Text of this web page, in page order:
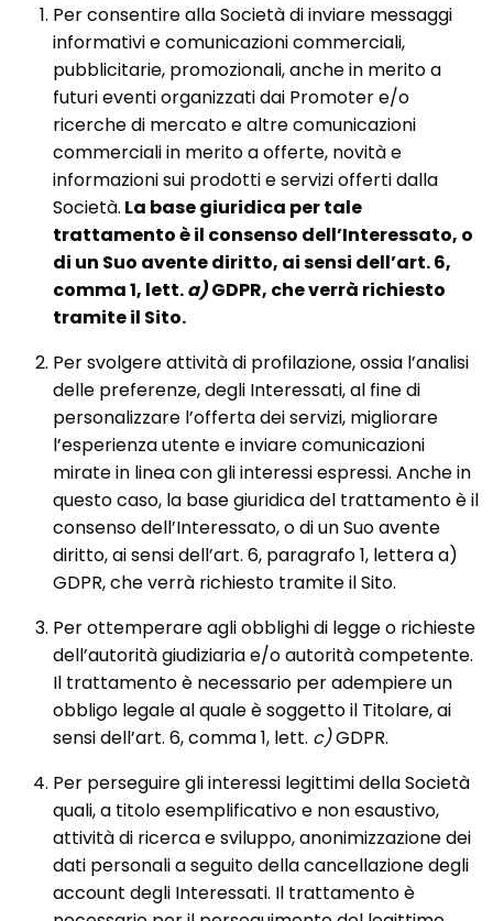
Per consentire alla Società di inviare messaggi
informativi e comunicazioni commerciali,
pubblicitarie, promozionali, anche in merito a
futuri eventi organizzati dai Promoter e/o
ricerche di mercato e altre comunicazioni
commerciali in merito a offerte, novità e
informazioni sui prodotti e servizi offerti dalla
Società. La base giuridica per tale
trattamento è il consenso dell’Interessato, o
di un Suo avente diritto, ai sensi dell’art. 6,
comma 1, lett.a)GDPR, che verrà richiesto
tramite il Sito.
Per svolgere attività di profilazione, ossia l’analisi
delle preferenze, degli Interessati, al fine di
personalizzare l’offerta dei servizi, migliorare
l’esperienza utente e inviare comunicazioni
mirate in linea con gli interessi espressi. Anche in
questo caso, la base giuridica del trattamento è il
consenso dell’Interessato, o di un Suo avente
diritto, ai sensi dell’art. 6, paragrafo 1, lettera a)
GDPR, che verrà richiesto tramite il Sito.
Per ottemperare agli obblighi di legge o richieste
dell’autorità giudiziaria e/o autorità competente.
Il trattamento è necessario per adempiere un
obbligo legale al quale è soggetto il Titolare, ai
sensi dell’art. 6, comma 1, lett. c)GDPR.
Per perseguire gli interessi legittimi della Società
quali, a titolo esemplificativo e non esaustivo,
attività di ricerca e sviluppo, anonimizzazione dei
dati personali a seguito della cancellazione degli
account degli Interessati. Il trattamento è